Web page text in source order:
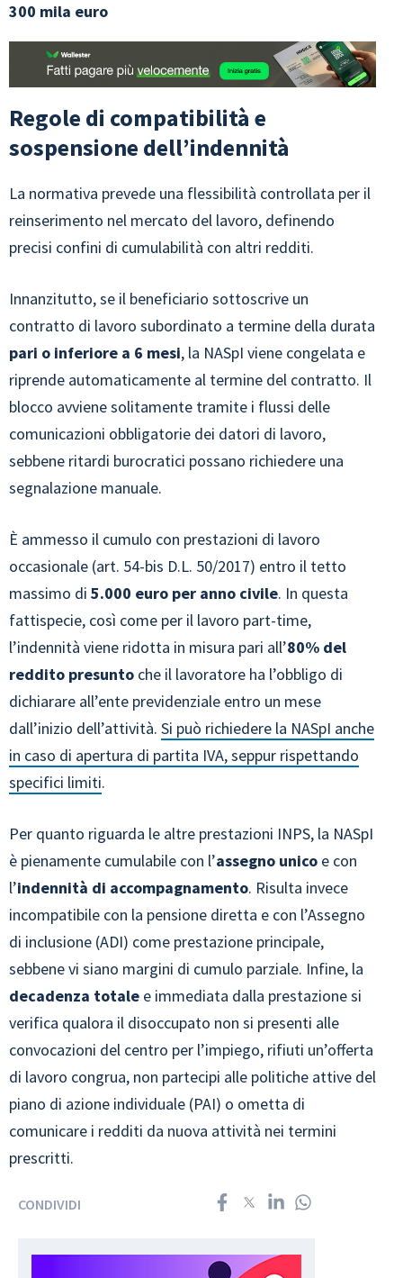
300 mila euro
Regole di compatibilità e
sospensione dell’indennità
La normativa prevede una flessibilità controllata per il
reinserimento nel mercato del lavoro, definendo
precisi confini di cumulabilità con altri redditi.
Innanzitutto, se il beneficiario sottoscrive un
contratto di lavoro subordinato a termine della durata
pari o inferiore a 6 mesi, la NASpI viene congelata e
riprende automaticamente al termine del contratto. Il
blocco avviene solitamente tramite i flussi delle
comunicazioni obbligatorie dei datori di lavoro,
sebbene ritardi burocratici possano richiedere una
segnalazione manuale.
È ammesso il cumulo con prestazioni di lavoro
occasionale (art. 54-bis D.L. 50/2017) entro il tetto
massimo di 5.000 euro per anno civile. In questa
fattispecie, così come per il lavoro part-time,
l’indennità viene ridotta in misura pari all’80% del
reddito presunto che il lavoratore ha l’obbligo di
dichiarare all’ente previdenziale entro un mese
dall’inizio dell’attività. Si può richiedere la NASpI anche
in caso di apertura di partita IVA, seppur rispettando
specifici limiti.
Per quanto riguarda le altre prestazioni INPS, la NASpI
è pienamente cumulabile con l’assegno unico e con
l’indennità di accompagnamento. Risulta invece
incompatibile con la pensione diretta e con l’Assegno
di inclusione (ADI) come prestazione principale,
sebbene vi siano margini di cumulo parziale. Infine, la
decadenza totale e immediata dalla prestazione si
verifica qualora il disoccupato non si presenti alle
convocazioni del centro per l’impiego, rifiuti un’offerta
di lavoro congrua, non partecipi alle politiche attive del
piano di azione individuale (PAI) o ometta di
comunicare i redditi da nuova attività nei termini
prescritti.
CONDIVIDI